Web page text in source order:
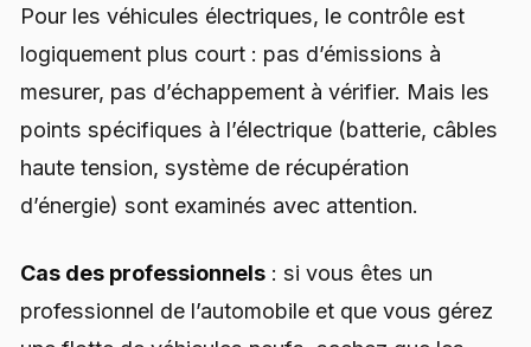
Pour les véhicules électriques, le contrôle est
logiquement plus court : pas d’émissions à
mesurer, pas d’échappement à vérifier. Mais les
points spécifiques à l’électrique (batterie, câbles
haute tension, système de récupération
d’énergie) sont examinés avec attention.
Cas des professionnels : si vous êtes un
professionnel de l’automobile et que vous gérez